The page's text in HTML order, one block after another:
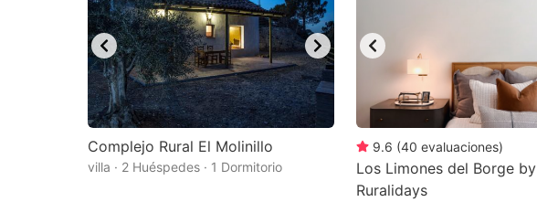
Complejo Rural El Molinillo
villa · 2 Huéspedes · 1 Dormitorio
9.6 (40 evaluaciones)
Los Limones del Borge by
Ruralidays